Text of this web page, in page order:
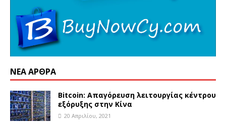
ΝΈΑ ΆΡΘΡΑ
Bitcoin: Απαγόρευση λειτουργίας κέντρου
εξόρυξης στην Κίνα
20 Απριλίου, 2021